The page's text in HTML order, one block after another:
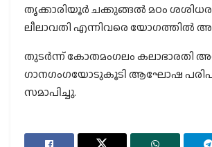
തൃക്കാരിയൂർ ചക്കുങ്ങൽ മഠം
ലീലാവതി എന്നിവരെ യോഗത്തിൽ
തുടർന്ന് കോതമംഗലം കലാഭാരതി
ഗാനഗംഗയോടുകൂടി ആഘോഷ
സമാപിച്ചു.